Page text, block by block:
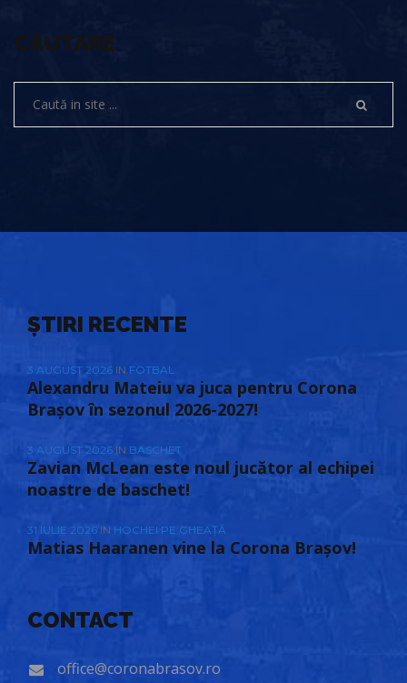
CĂUTARE
ȘTIRI RECENTE
3 AUGUST 2026 IN FOTBAL
Alexandru Mateiu va juca pentru Corona
Brașov în sezonul 2026-2027!
3 AUGUST 2026 IN BASCHET
Zavian McLean este noul jucător al echipei
noastre de baschet!
31 IULIE 2026 IN HOCHEI PE GHEAȚĂ
Matias Haaranen vine la Corona Brașov!
CONTACT
office@coronabrasov.ro